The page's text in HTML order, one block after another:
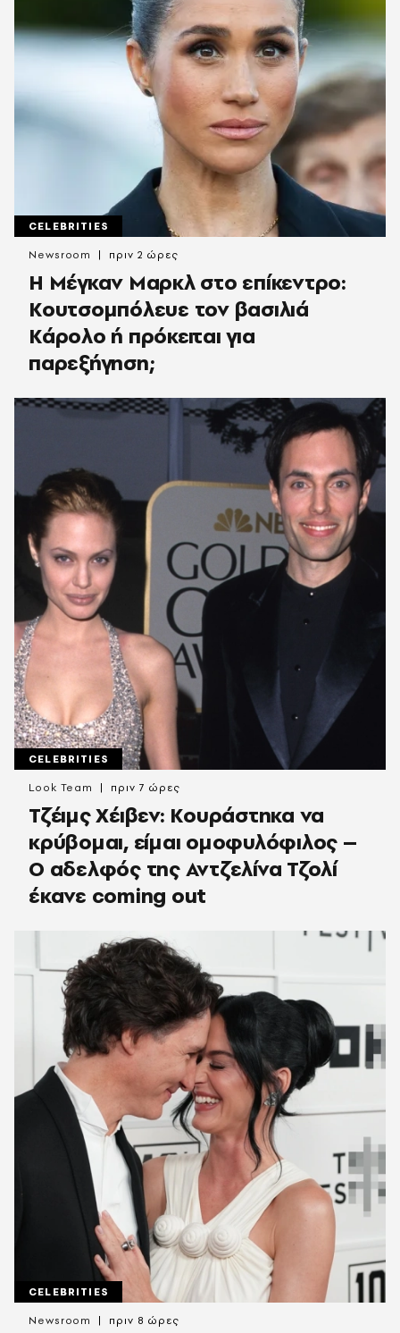
CELEBRITIES
Η Μέγκαν Μαρκλ στο επίκεντρο:
Κουτσομπόλευε τον βασιλιά
Κάρολο ή πρόκειται για
παρεξήγηση;
Newsroom πριν 2 ώρες
CELEBRITIES
Τζέιμς Χέιβεν: Κουράστηκα να
κρύβομαι, είμαι ομοφυλόφιλος –
Ο αδελφός της Αντζελίνα Τζολί
έκανε coming out
Look Team πριν 7 ώρες
CELEBRITIES
Newsroom πριν 8 ώρες